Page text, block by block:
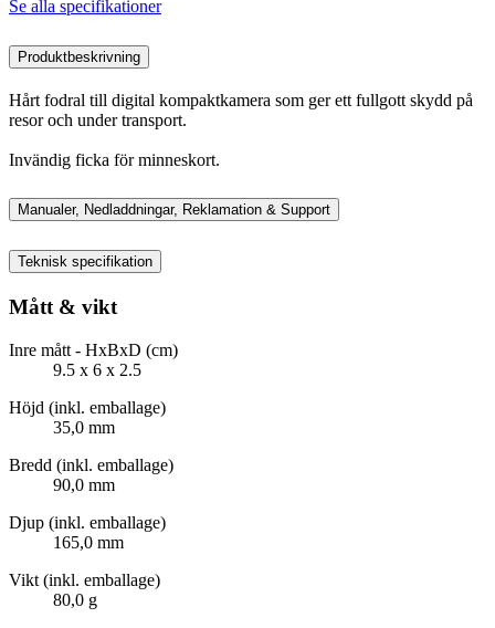
Se alla specifikationer
Produktbeskrivning
Hårt fodral till digital kompaktkamera som ger ett fullgott skydd på
resor och under transport.
Invändig ficka för minneskort.
Manualer, Nedladdningar, Reklamation & Support
Teknisk specifikation
Mått & vikt
Inre mått - HxBxD (cm)
9.5 x 6 x 2.5
Höjd (inkl. emballage)
35,0 mm
Bredd (inkl. emballage)
90,0 mm
Djup (inkl. emballage)
165,0 mm
Vikt (inkl. emballage)
80,0 g